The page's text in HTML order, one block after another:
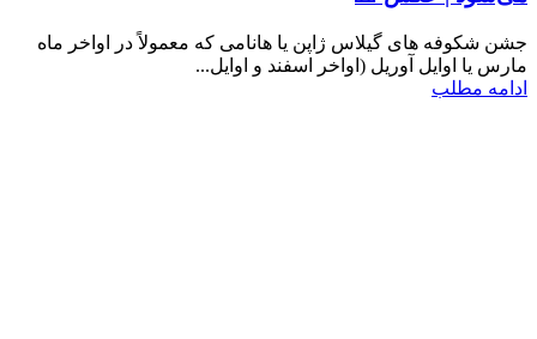
جشن شکوفه‌ های گیلاس ژاپن یا هانامی که معمولاً در اواخر ماه
مارس یا اوایل آوریل (اواخر اسفند و اوایل...
ادامه مطلب